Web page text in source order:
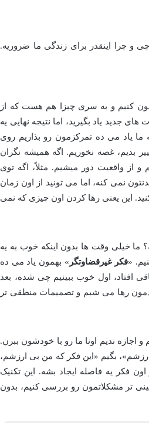
و چرا اینقدر برای زندگی ما ضروریه.
کنیم و یه سری چیزا هم هست که از
جدید یاد بگیرید، اما نتیجه نهایی یه
ما یاد می ده تمرکزمون رو بذاریم روی
بدیم، غصه نخوریم. اگه همیشه نگران
از واقعیت دور میشیم. مثلاً، اگه توی
نمی کنه، اما می تونید از اون زمان
این یعنی رها کردن اون چیزی که نمی
ما خیلی وقت ها بدون اینکه خوب به یه
«فکر غیرقضاوتگر » بهمون یاد می ده
افتاد، اول خوب ببینیم چی شده، بعد
رها می شیم و تصمیمات منطقی تر
اجازه ندیم اونا ما رو با خودشون ببرن.
بگیم «این فکر که من بی ارزشم،
فکر یه فاصله ایجاد بشه. این تکنیک
تر مشکلاتمون رو بررسی کنیم، بدون